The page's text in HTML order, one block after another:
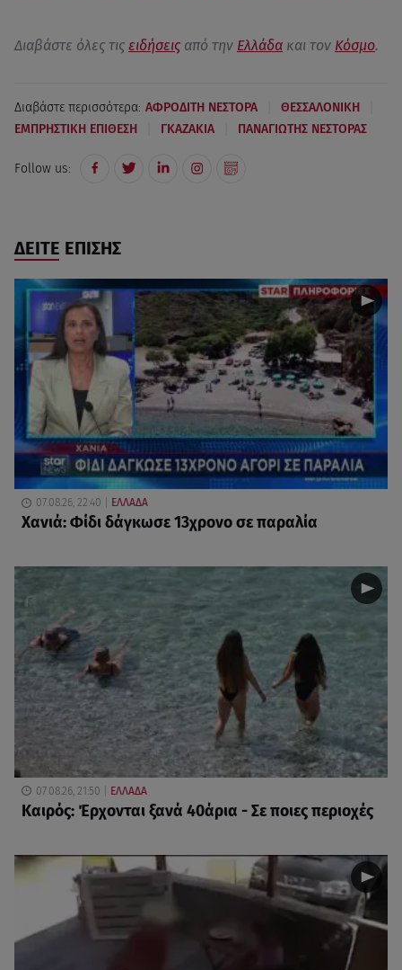
Διαβάστε όλες τις ειδήσεις από την Ελλάδα και τον Κόσμο.
Διαβάστε περισσότερα: ΑΦΡΟΔΙΤΗ ΝΕΣΤΟΡΑ ΘΕΣΣΑΛΟΝΙΚΗ
ΕΜΠΡΗΣΤΙΚΗ ΕΠΙΘΕΣΗ ΓΚΑΖΑΚΙΑ ΠΑΝΑΓΙΩΤΗΣ ΝΕΣΤΟΡΑΣ
Follow us:
ΔΕΙΤΕ ΕΠΙΣΗΣ
07.08.26, 22:40 ΕΛΛΑΔΑ
Χανιά: Φίδι δάγκωσε 13χρονο σε παραλία
07.08.26, 21:50 ΕΛΛΑΔΑ
Καιρός: Έρχονται ξανά 40άρια - Σε ποιες περιοχές